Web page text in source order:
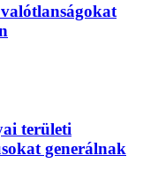
területi
generálnak